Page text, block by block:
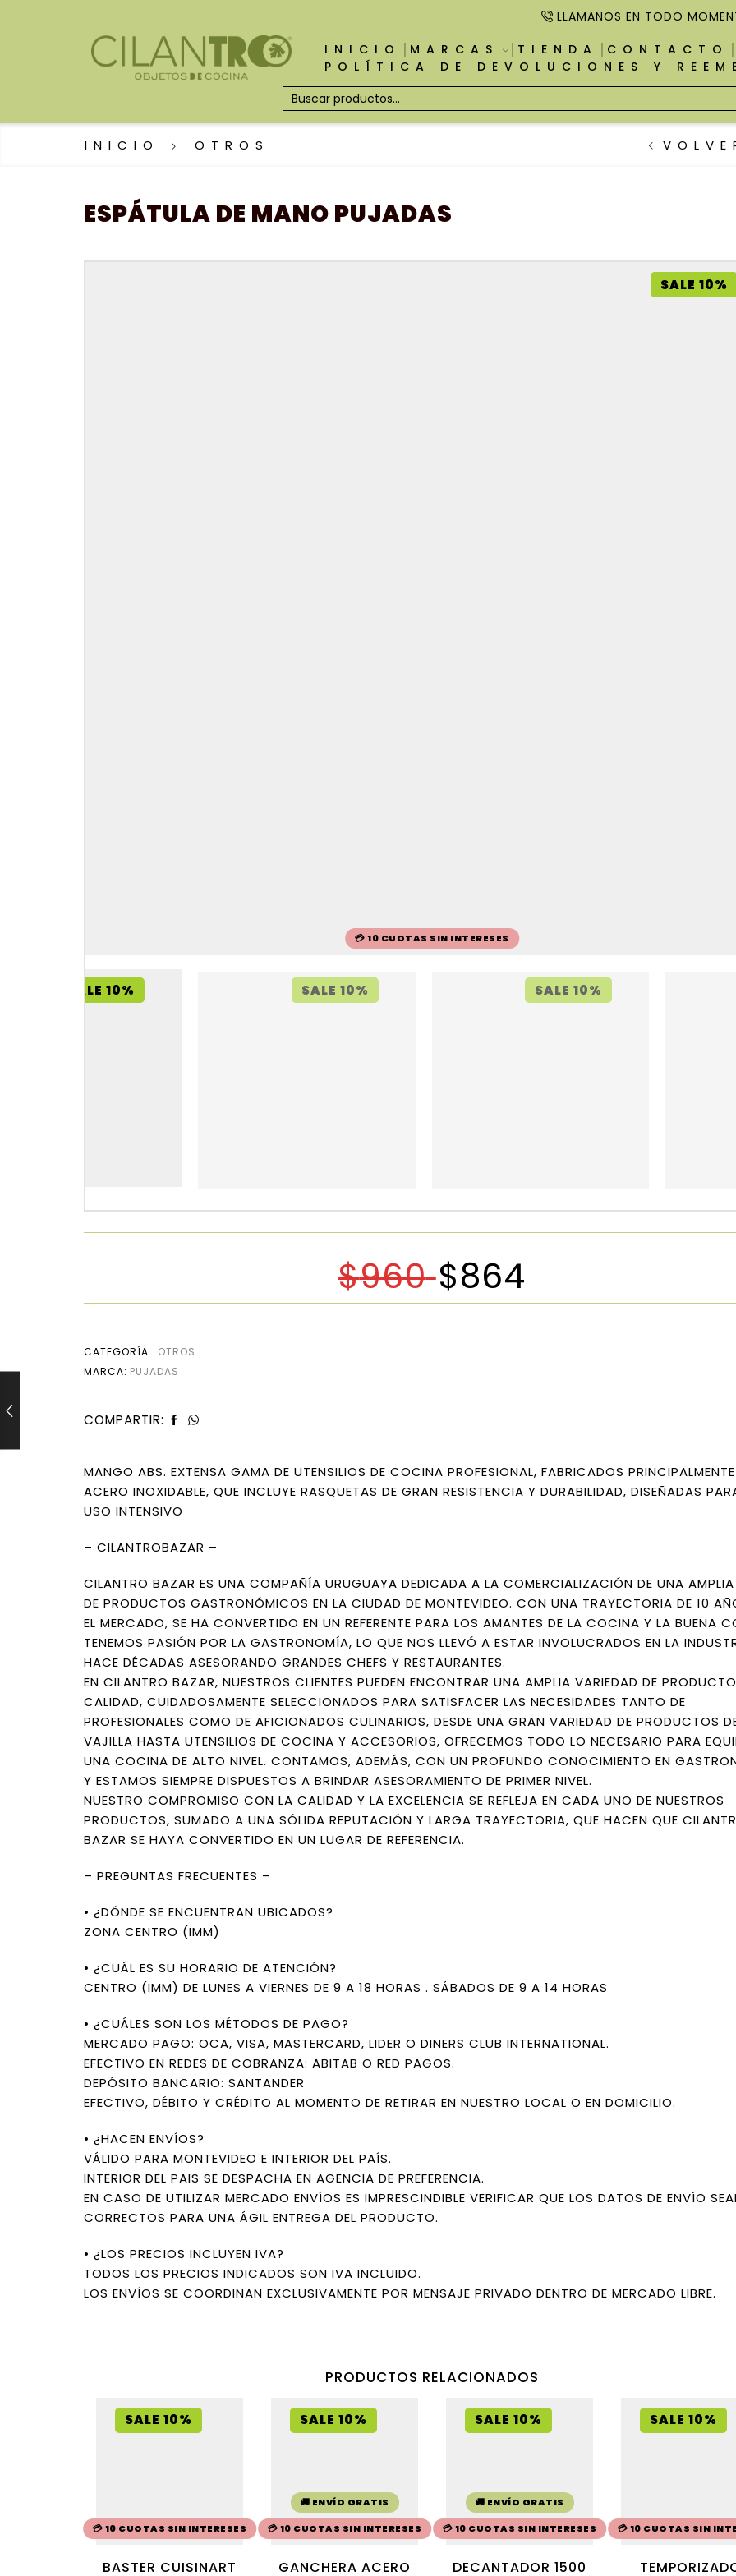
LLAMANOS EN TODO
INICIO
MARCAS TIENDA
CONTACTO
POLÍTICA DE DEVOLUCIONES Y
INICIO OTROS
ESPÁTULA DE MANO PUJADAS
SALE 10%
💳 10 CUOTAS SIN INTERESES
SALE 10% SALE 10% SALE 10%
$960 $864
CATEGORÍA: OTROS
MARCA: PUJADAS
COMPARTIR:
MANGO ABS. EXTENSA GAMA DE UTENSILIOS DE COCINA PROFESIONAL, FABRICADOS
ACERO INOXIDABLE, QUE INCLUYE RASQUETAS DE GRAN RESISTENCIA Y DURABILIDAD, DISEÑADAS
USO INTENSIVO
– CILANTROBAZAR –
CILANTRO BAZAR ES UNA COMPAÑÍA URUGUAYA DEDICADA A LA COMERCIALIZACIÓN DE UNA
DE PRODUCTOS GASTRONÓMICOS EN LA CIUDAD DE MONTEVIDEO. CON UNA TRAYECTORIA DE 10
EL MERCADO, SE HA CONVERTIDO EN UN REFERENTE PARA LOS AMANTES DE LA COCINA Y LA BUENA
TENEMOS PASIÓN POR LA GASTRONOMÍA, LO QUE NOS LLEVÓ A ESTAR INVOLUCRADOS EN LA
HACE DÉCADAS ASESORANDO GRANDES CHEFS Y RESTAURANTES.
EN CILANTRO BAZAR, NUESTROS CLIENTES PUEDEN ENCONTRAR UNA AMPLIA VARIEDAD DE
CALIDAD, CUIDADOSAMENTE SELECCIONADOS PARA SATISFACER LAS NECESIDADES TANTO DE
PROFESIONALES COMO DE AFICIONADOS CULINARIOS, DESDE UNA GRAN VARIEDAD DE PRODUCTOS
VAJILLA HASTA UTENSILIOS DE COCINA Y ACCESORIOS, OFRECEMOS TODO LO NECESARIO PARA
UNA COCINA DE ALTO NIVEL. CONTAMOS, ADEMÁS, CON UN PROFUNDO CONOCIMIENTO EN
Y ESTAMOS SIEMPRE DISPUESTOS A BRINDAR ASESORAMIENTO DE PRIMER NIVEL.
NUESTRO COMPROMISO CON LA CALIDAD Y LA EXCELENCIA SE REFLEJA EN CADA UNO DE NUESTROS
PRODUCTOS, SUMADO A UNA SÓLIDA REPUTACIÓN Y LARGA TRAYECTORIA, QUE HACEN QUE
BAZAR SE HAYA CONVERTIDO EN UN LUGAR DE REFERENCIA.
– PREGUNTAS FRECUENTES –
• ¿DÓNDE SE ENCUENTRAN UBICADOS?
ZONA CENTRO (IMM)
• ¿CUÁL ES SU HORARIO DE ATENCIÓN?
CENTRO (IMM) DE LUNES A VIERNES DE 9 A 18 HORAS . SÁBADOS DE 9 A 14 HORAS
• ¿CUÁLES SON LOS MÉTODOS DE PAGO?
MERCADO PAGO: OCA, VISA, MASTERCARD, LIDER O DINERS CLUB INTERNATIONAL.
EFECTIVO EN REDES DE COBRANZA: ABITAB O RED PAGOS.
DEPÓSITO BANCARIO: SANTANDER
EFECTIVO, DÉBITO Y CRÉDITO AL MOMENTO DE RETIRAR EN NUESTRO LOCAL O EN DOMICILIO.
• ¿HACEN ENVÍOS?
VÁLIDO PARA MONTEVIDEO E INTERIOR DEL PAÍS.
INTERIOR DEL PAIS SE DESPACHA EN AGENCIA DE PREFERENCIA.
EN CASO DE UTILIZAR MERCADO ENVÍOS ES IMPRESCINDIBLE VERIFICAR QUE LOS DATOS DE ENVÍO
CORRECTOS PARA UNA ÁGIL ENTREGA DEL PRODUCTO.
• ¿LOS PRECIOS INCLUYEN IVA?
TODOS LOS PRECIOS INDICADOS SON IVA INCLUIDO.
LOS ENVÍOS SE COORDINAN EXCLUSIVAMENTE POR MENSAJE PRIVADO DENTRO DE MERCADO LIBRE.
PRODUCTOS RELACIONADOS
SALE 10%
💳 10 CUOTAS SIN INTERESES
BASTER CUISINART
SALE 10%
🚚 ENVÍO GRATIS
💳 10 CUOTAS SIN INTERESES
GANCHERA ACERO
SALE 10%
🚚 ENVÍO GRATIS
💳 10 CUOTAS SIN INTERESES
DECANTADOR 1500
SALE 10%
💳 10 CUOTAS SIN